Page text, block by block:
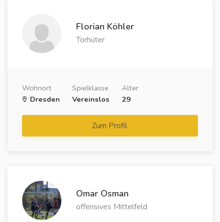
Florian Köhler
Torhüter
Wohnort
Dresden
Spielklasse
Vereinslos
Alter
29
Zum Profil
Omar Osman
offensives Mittelfeld